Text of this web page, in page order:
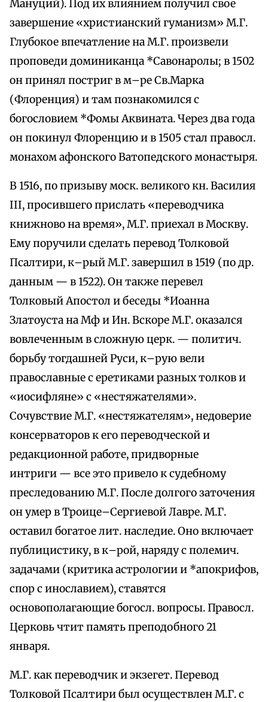
Мануций). Под их влиянием получил свое
завершение «христианский гуманизм» М.Г.
Глубокое впечатление на М.Г. произвели
проповеди доминиканца *Савонаролы; в 1502
он принял постриг в м–ре Св.Марка
(Флоренция) и там познакомился с
богословием *Фомы Аквината. Через два года
он покинул Флоренцию и в 1505 стал правосл.
монахом афонского Ватопедского монастыря.
В 1516, по призыву моск. великого кн. Василия
III, просившего прислать «переводчика
книжново на время», М.Г. приехал в Москву.
Ему поручили сделать перевод Толковой
Псалтири, к–рый М.Г. завершил в 1519 (по др.
данным — в 1522). Он также перевел
Толковый Апостол и беседы *Иоанна
Златоуста на Мф и Ин. Вскоре М.Г. оказался
вовлеченным в сложную церк. — политич.
борьбу тогдашней Руси, к–рую вели
православные с еретиками разных толков и
«иосифляне» с «нестяжателями».
Сочувствие М.Г. «нестяжателям», недоверие
консерваторов к его переводческой и
редакционной работе, придворные
интриги — все это привело к судебному
преследованию М.Г. После долгого заточения
он умер в Троице–Сергиевой Лавре. М.Г.
оставил богатое лит. наследие. Оно включает
публицистику, в к–рой, наряду с полемич.
задачами (критика астрологии и *апокрифов,
спор с инославием), ставятся
основополагающие богосл. вопросы. Правосл.
Церковь чтит память преподобного 21
января.
М.Г. как переводчик и экзегет. Перевод
Толковой Псалтири был осуществлен М.Г. с